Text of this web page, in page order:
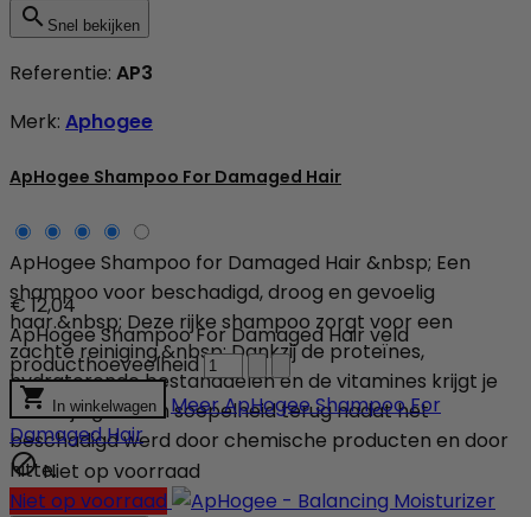
 Snel bekijken
Referentie: AP3
Merk: Aphogee
ApHogee Shampoo For Damaged Hair
ApHogee Shampoo for Damaged Hair &nbsp; Een
shampoo voor beschadigd, droog en gevoelig
haar.&nbsp; Deze rijke shampoo zorgt voor een
zachte reiniging.&nbsp; Dankzij de proteïnes,
hydraterende bestanddelen en de vitamines krijgt je
haar zijn glans en soepelheid terug nadat het
beschadigd werd door chemische producten en door
hitte.
€ 12,04
ApHogee Shampoo For Damaged Hair veld
producthoeveelheid
 In winkelwagen MeerApHogee Shampoo For
Damaged Hair
Niet op voorraad
Niet op voorraad